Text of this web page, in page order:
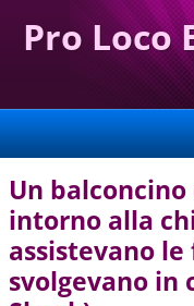
Pro Loco
Un
intorno alla
assistevano
svolgevano in